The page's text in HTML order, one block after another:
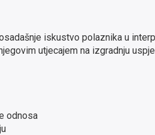
iskustvo polaznika u
utjecajem na izgradnju
odnosa